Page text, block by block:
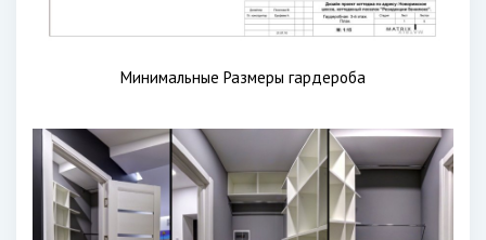
Минимальные Размеры гардероба